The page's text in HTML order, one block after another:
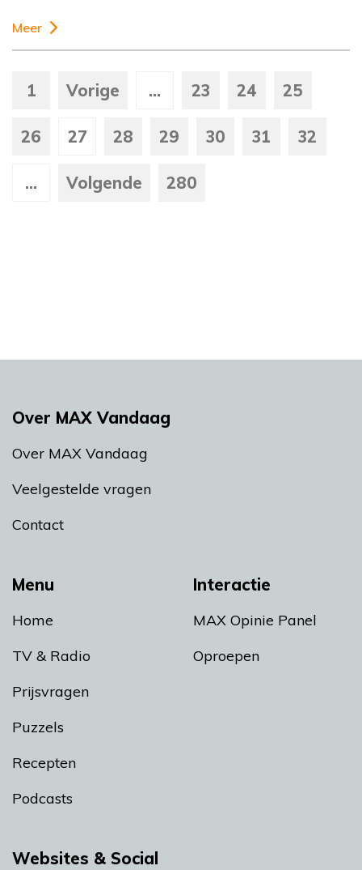
Meer
1 Vorige ... 23 24 25
26 27 28 29 30 31 32
... Volgende 280
Menu
Home
TV & Radio
Prijsvragen
Puzzels
Recepten
Podcasts
Interactie
MAX Opinie Panel
Oproepen
Over MAX Vandaag
Over MAX Vandaag
Veelgestelde vragen
Contact
Websites & Social